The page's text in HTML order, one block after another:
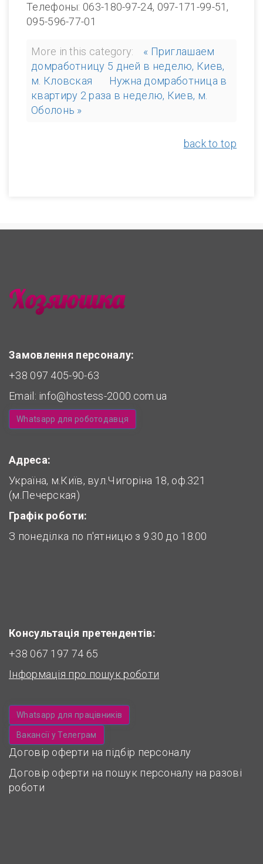
Телефоны: 063-180-97-24, 097-171-99-51,
095-596-77-01
More in this category:
« Приглашаем
домработницу 5 дней в неделю, Киев,
м. Кловская
Нужна домработница в
квартиру 2 раза в неделю, Киев, м.
Оболонь »
back to top
Замовлення персоналу:
+38 097 405-90-63
Email: info@hostess-2000.com.ua
Whatsapp для роботодавця
Адреса:
Україна, м.Київ, вул.Чигоріна 18, оф.321
(м.Печерская)
Графік роботи:
З понеділка по п'ятницю з 9.30 до 18.00
Консультація претендентів:
+38 067 197 74 65
Інформація про пошук роботи
Whatsapp для працівників
Вакансії у Телеграм
Договір оферти на підбір персоналу
Договір оферти на пошук персоналу на разові
роботи